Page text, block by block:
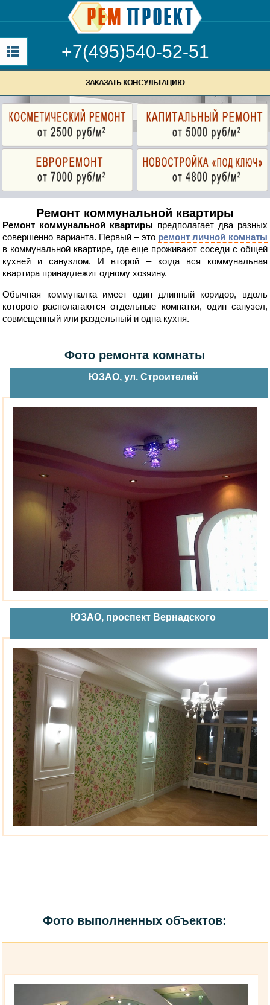
+7(495)540-52-51
ЗАКАЗАТЬ КОНСУЛЬТАЦИЮ
Ремонт коммунальной квартиры
Ремонт коммунальной квартиры предполагает два разных
совершенно варианта. Первый – это ремонт личной комнаты
в коммунальной квартире, где еще проживают соседи с общей
кухней и санузлом. И второй – когда вся коммунальная
квартира принадлежит одному хозяину.
Обычная коммуналка имеет один длинный коридор, вдоль
которого располагаются отдельные комнатки, один санузел,
совмещенный или раздельный и одна кухня.
Фото ремонта комнаты
ЮЗАО, ул. Строителей
ЮЗАО, проспект Вернадского
Фото выполненных объектов: